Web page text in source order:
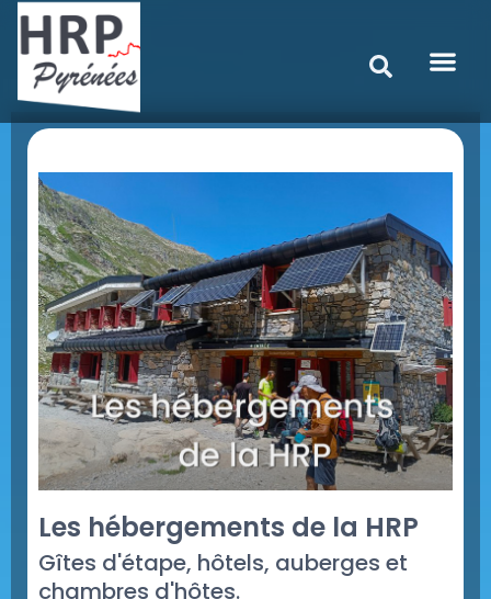
Les hébergements de la HRP
Gîtes d'étape, hôtels, auberges et
chambres d'hôtes.